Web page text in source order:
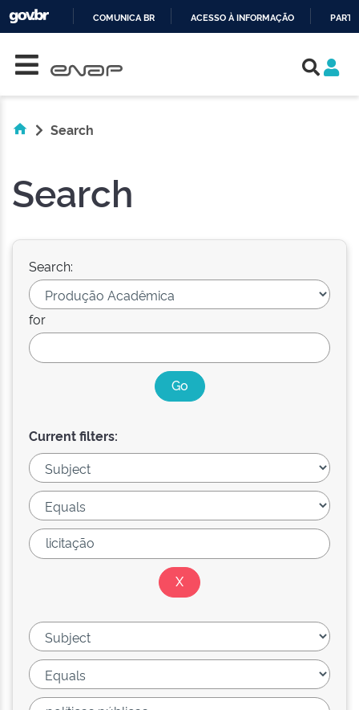
COMUNICA BR ACESSO À INFORMAÇÃO
Search
Search
Search:
for
Current filters: